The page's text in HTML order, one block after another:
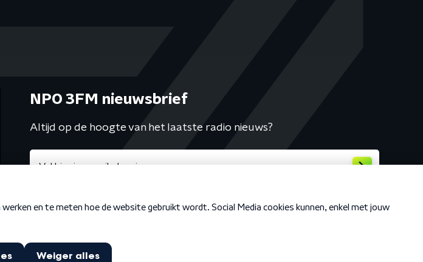
NPO 3FM nieuwsbrief
Altijd op de hoogte van het laatste radio nieuws?